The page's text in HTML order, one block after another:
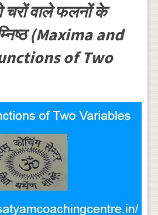
वाले फलनों के
(Maxima and
of Two